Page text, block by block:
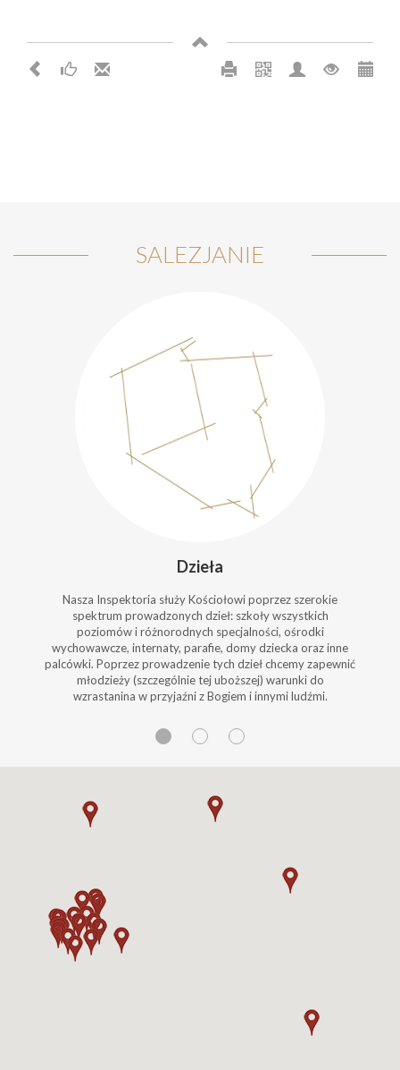
SALEZJANIE
Dzieła
Nasza Inspektoria służy Kościołowi poprzez szerokie
spektrum prowadzonych dzieł: szkoły wszystkich
poziomów i różnorodnych specjalności, ośrodki
wychowawcze, internaty, parafie, domy dziecka oraz inne
palcówki. Poprzez prowadzenie tych dzieł chcemy zapewnić
młodzieży (szczególnie tej uboższej) warunki do
wzrastanina w przyjaźni z Bogiem i innymi ludźmi.